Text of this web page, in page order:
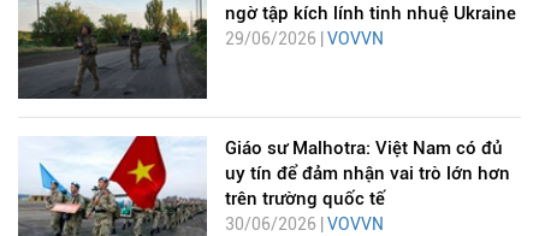
ngờ tập kích lính tinh nhuệ Ukraine
29/06/2026 | VOVVN
Giáo sư Malhotra: Việt Nam có đủ
uy tín để đảm nhận vai trò lớn hơn
trên trường quốc tế
30/06/2026 | VOVVN